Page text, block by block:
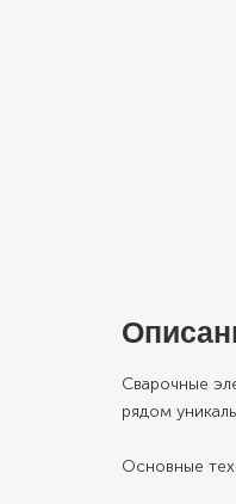
Сварочные
рядом
Основные